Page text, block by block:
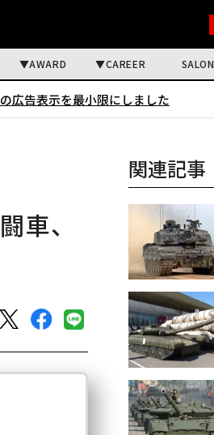
AWARD CAREER SALON
広告表示を最小限にしました
車、
関連記事